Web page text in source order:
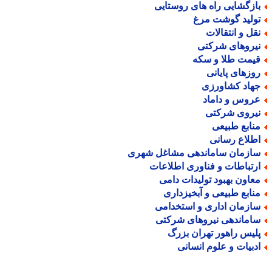
راه های روستایی
گوشت مرغ
و انتقالات
شرکتی
طلا و سکه
پایانی
کشاورزی
و داماد
شرکتی
طبیعی
رسانی
ساماندهی مشاغل شهری
و فناوری اطلاعات
بهبود تولیدات دامی
طبیعی و آبخیزداری
اداری و استخدامی
نیروهای شرکتی
راهور تهران بزرگ
و علوم انسانی